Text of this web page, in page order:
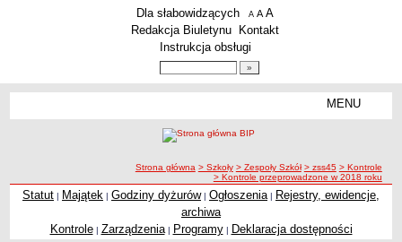
Menu dodatkowe
Dla słabowidzących A pomniejsz czcionkę
A standardowy rozmiar czcionki
A
Redakcja Biuletynu
Kontakt
Instrukcja obsługi
MENU
Zespoły Szkół
Techniczne Zakłady Naukowe
PRZEDSZKOLA
ścieżka nawigacji
Strona główna > Szkoły > Zespoły Szkół > zss45 > Kontrole
> Kontrole przeprowadzone w 2018 roku
Statut | Majątek | Godziny dyżurów| Ogłoszenia | Rejestry, ewidencje,
archiwa
Kontrole| Zarządzenia| Programy| Deklaracja dostępności